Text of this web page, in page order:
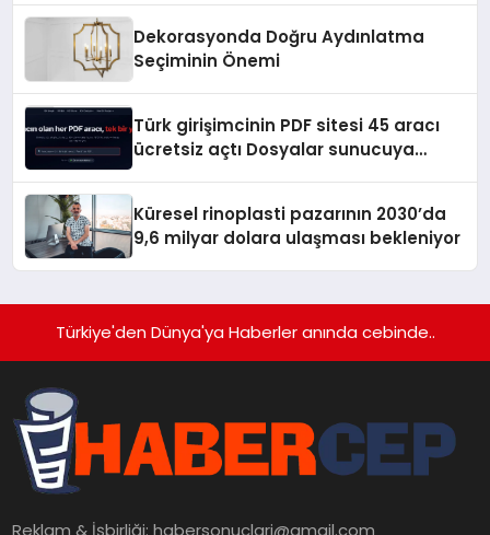
Dekorasyonda Doğru Aydınlatma
Seçiminin Önemi
Türk girişimcinin PDF sitesi 45 aracı
ücretsiz açtı Dosyalar sunucuya
Küresel rinoplasti pazarının 2030’da
9,6 milyar dolara ulaşması bekleniyor
Türkiye'den Dünya'ya Haberler anında cebinde..